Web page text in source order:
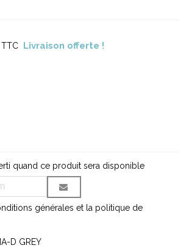
TTC Livraison offerte !
quand ce produit sera disponible
générales et la politique de
D GREY